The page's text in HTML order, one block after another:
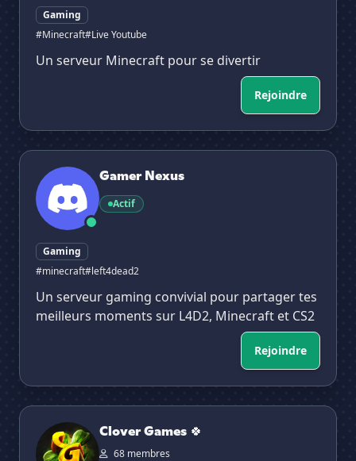
Gaming
#Minecraft#Live Youtube
Un serveur Minecraft pour se divertir
Rejoindre
Gamer Nexus
Gamer Nexus
Actif
Gaming
#minecraft#left4dead2
Un serveur gaming convivial pour partager tes
meilleurs moments sur L4D2, Minecraft et CS2
Rejoindre
Clover Games 🍀
Clover Games 🍀
68 membres